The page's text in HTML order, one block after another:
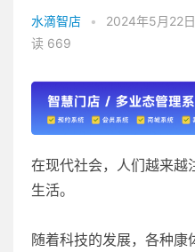
水滴智店 • 2024年5月22
读 669
在现代社会，人们越来越
生活。
随着科技的发展，各种康